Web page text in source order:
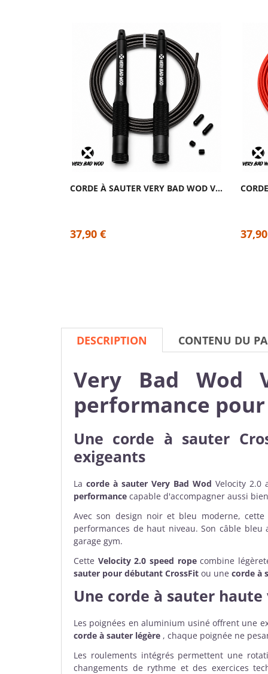
CORDE À SAUTER VERY BAD WOD VELOCITY 2.0...
37,90 €
DESCRIPTION CONTENU DU
Very Bad Wod
performance
Une corde à sauter
exigeants
Lacorde à sauter Very Bad Wod Velocity 2.0
performance capable d'accompagner aussi
Avec son design noir et bleu moderne,
performances de haut niveau. Son câble
garage gym.
Cette Velocity 2.0 speed ropecombine
sauter pour débutant CrossFit ou une corde à
Une corde à sauter haute
Les poignées en aluminium usiné offrent une
corde à sauter légère , chaque poignée ne
Les roulements intégrés permettent une
changements de rythme et des exercices